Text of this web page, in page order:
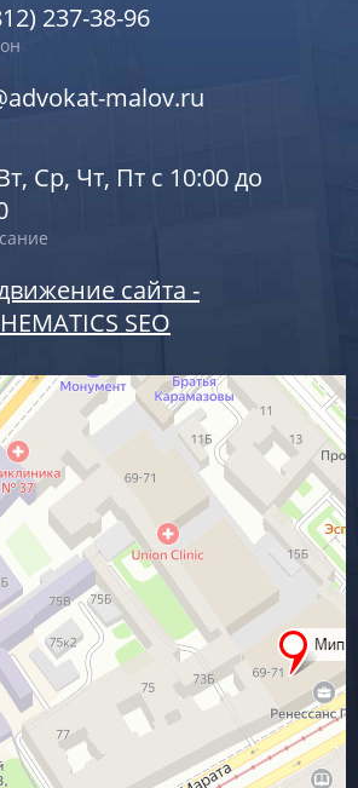
237-38-96
malov.ru
Ср, Чт, Пт с 10:00 до
сайта -
SEO